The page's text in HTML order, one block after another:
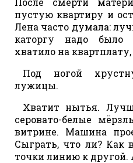
пустую квартиру и
Лена часто думала:
каторгу надо было
хватило на
Под ногой
лужицы.
Хватит нытья.
серовато-белые
витрине. Машина
Сыграть, что ли? Как
точки линию к другой.